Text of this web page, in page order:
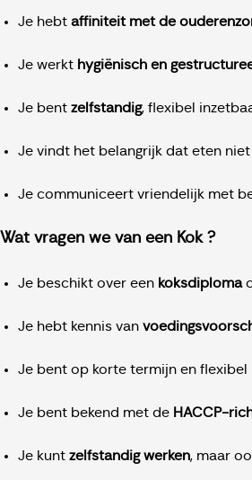
Je hebt affiniteit met de
Je werkt hygiënisch en
Je bent zelfstandig, flexibel
Je vindt het belangrijk dat eten niet
Je communiceert vriendelijk met
Wat vragen we van een Kok ?
Je beschikt over een koksdiploma
Je hebt kennis van
Je bent op korte termijn en flexibel
Je bent bekend met de HACCP-
Je kunt zelfstandig werken, maar